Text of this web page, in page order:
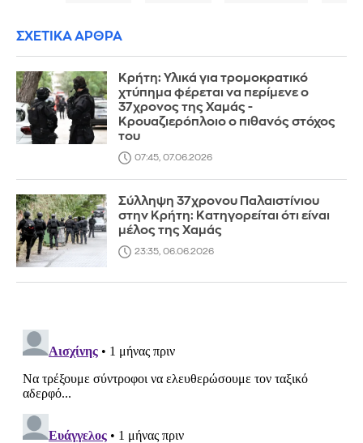
ΣΧΕΤΙΚΑ ΑΡΘΡΑ
Κρήτη: Υλικά για τρομοκρατικό
χτύπημα φέρεται να περίμενε ο
37χρονος της Χαμάς -
Κρουαζιερόπλοιο ο πιθανός στόχος
του
07:45, 07.06.2026
Σύλληψη 37χρονου Παλαιστίνιου
στην Κρήτη: Κατηγορείται ότι είναι
μέλος της Χαμάς
23:35, 06.06.2026